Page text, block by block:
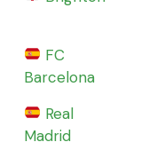
FC
Barcelona
Real
Madrid